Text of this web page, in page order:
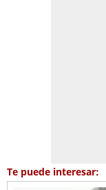
Te puede interesar: